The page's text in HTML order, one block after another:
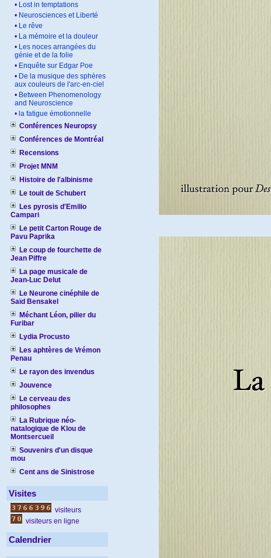
• Lost in temptations
• Neurosciences et Liberté
• Le rêve
• La mémoire et la douleur
• Les noces arrangées du
génie et de la folie
• Enquête sur Edgar Poe
• De la musique des sphères
aux couleurs de l'arc-en-ciel
• Between Phenomenology
and Neuroscience
• la fatigue émotionnelle
Conférences Neuropsy
Conférences de Montréal
Recensions
Projet MNM
Histoire de l'albinisme
Le touit de Schubert
Les pyrosis d'Emilio
Campari
Le petit Carton Rouge de
Pavu Paprika
Le coup de fourchette de
Jean Piffre
La page musicale de
Jean-Luc Delut
Le Neurone cinéphile de
Saïd Bensakel
Méchant Léon, pilier du
Furibar
Lydia Procusto
Les aphtères de Vrémon
Penau
Le rayon des invendus
Jouvence
Le cerveau des
philosophes
La Rubrique néo-
natalogique de Klou de
Montsercueil
Souvenirs d'un disque
mou
Cent ans de Sinistrose
Visites
visiteurs
visiteurs en ligne
Calendrier